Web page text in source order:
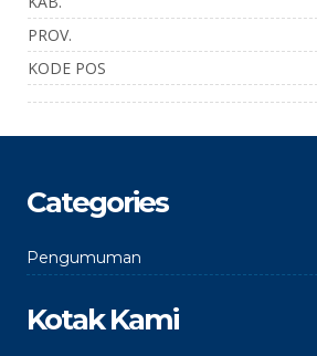
PROV.
KODE POS
Categories
Pengumuman
Kotak Kami